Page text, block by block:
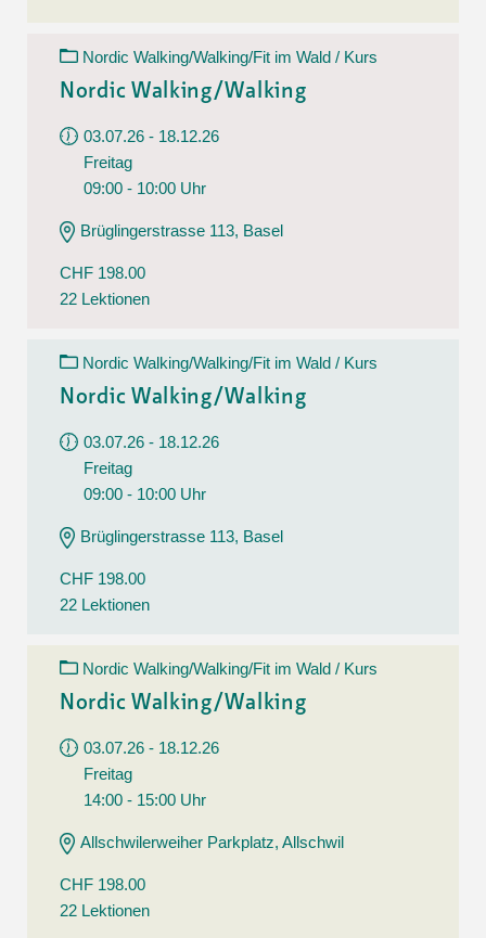
Nordic Walking/Walking/Fit im Wald / Kurs
Nordic Walking/Walking
03.07.26 - 18.12.26
Freitag
09:00 - 10:00 Uhr
Brüglingerstrasse 113, Basel
CHF 198.00
22 Lektionen
Nordic Walking/Walking/Fit im Wald / Kurs
Nordic Walking/Walking
03.07.26 - 18.12.26
Freitag
09:00 - 10:00 Uhr
Brüglingerstrasse 113, Basel
CHF 198.00
22 Lektionen
Nordic Walking/Walking/Fit im Wald / Kurs
Nordic Walking/Walking
03.07.26 - 18.12.26
Freitag
14:00 - 15:00 Uhr
Allschwilerweiher Parkplatz, Allschwil
CHF 198.00
22 Lektionen